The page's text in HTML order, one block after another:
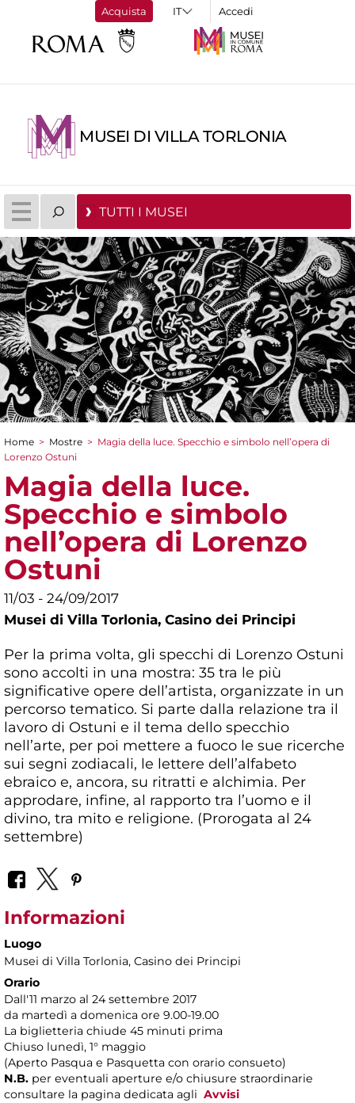
Acquista Accedi
MUSEI DI VILLA TORLONIA
TUTTI I MUSEI
Tu sei qui
Home > Mostre > Magia della luce. Specchio e simbolo nell’opera di
Lorenzo Ostuni
Magia della luce.
Specchio e simbolo
nell’opera di Lorenzo
Ostuni
11/03 - 24/09/2017
Musei di Villa Torlonia, Casino dei Principi
Per la prima volta, gli specchi di Lorenzo Ostuni
sono accolti in una mostra: 35 tra le più
significative opere dell’artista, organizzate in un
percorso tematico. Si parte dalla relazione tra il
lavoro di Ostuni e il tema dello specchio
nell’arte, per poi mettere a fuoco le sue ricerche
sui segni zodiacali, le lettere dell’alfabeto
ebraico e, ancora, su ritratti e alchimia. Per
approdare, infine, al rapporto tra l’uomo e il
divino, tra mito e religione. (Prorogata al 24
settembre)
Informazioni
Luogo
Musei di Villa Torlonia, Casino dei Principi
Orario
Dall'11 marzo al 24 settembre 2017
da martedì a domenica ore 9.00-19.00
La biglietteria chiude 45 minuti prima
Chiuso lunedì, 1° maggio
(Aperto Pasqua e Pasquetta con orario consueto)
N.B. per eventuali aperture e/o chiusure straordinarie
consultare la pagina dedicata agli Avvisi